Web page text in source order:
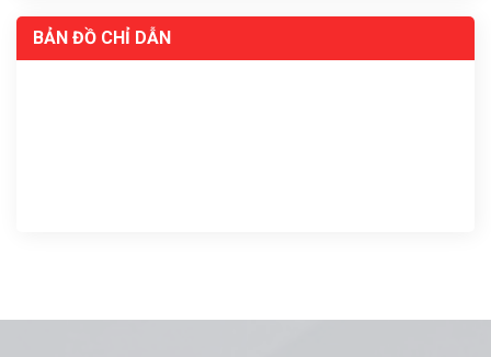
BẢN ĐỒ CHỈ DẪN